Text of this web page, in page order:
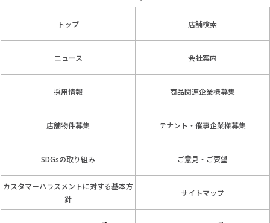
トップ 店舗検索
ニュース 会社案内
採用情報 商品関連企業様募集
店舗物件募集 テナント・催事企業様募集
SDGsの取り組み ご意見・ご要望
カスタマーハラスメントに対する基本方
針
サイトマップ